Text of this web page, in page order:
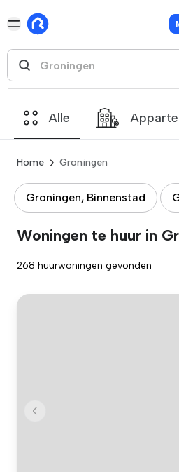
Alle
Home Groningen
Groningen, Binnenstad
Woningen te huur in
268 huurwoningen gevonden